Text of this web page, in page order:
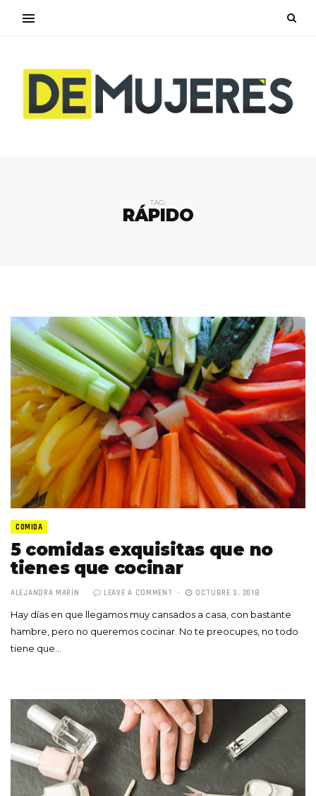
TAG:
RÁPIDO
COMIDA
5 comidas exquisitas que no
tienes que cocinar
ALEJANDRA MARÍN LEAVE A COMMENT OCTUBRE 3, 2018
Hay días en que llegamos muy cansados a casa, con bastante
hambre, pero no queremos cocinar. No te preocupes, no todo
tiene que…